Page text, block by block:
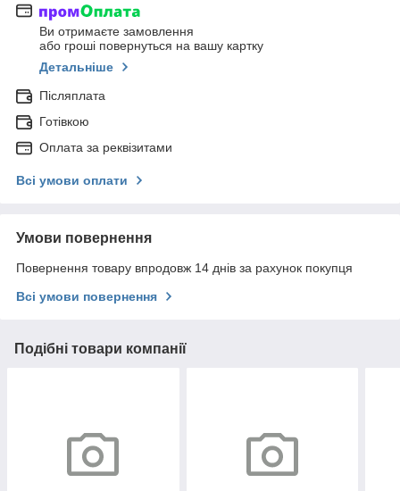
Ви отримаєте замовлення
або гроші повернуться на вашу картку
Детальніше
Післяплата
Готівкою
Оплата за реквізитами
Всі умови оплати
Умови повернення
Повернення товару впродовж 14 днів за рахунок покупця
Всі умови повернення
Подібні товари компанії